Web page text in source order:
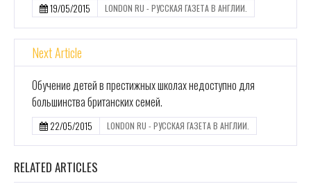
19/05/2015 LONDON RU - РУССКАЯ ГАЗЕТА В АНГЛИИ.
Next Article
Обучение детей в престижных школах недоступно для
большинства британских семей.
22/05/2015 LONDON RU - РУССКАЯ ГАЗЕТА В АНГЛИИ.
RELATED ARTICLES